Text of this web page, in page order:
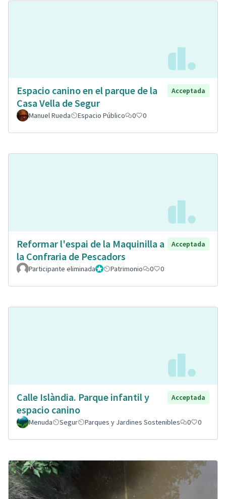
Espacio canino en el parque de la
Casa Vella de Segur
Acceptada
Manuel Rueda Espacio Público 0 0
Reformar l'espai de la Maquinilla a
la Confraria de Pescadors
Acceptada
Participante eliminadaAdministrador
Patrimonio 0 0
Calle Islàndia. Parque infantil y
espacio canino
Acceptada
Menuda Segur Parques y Jardines Sostenibles 0 0